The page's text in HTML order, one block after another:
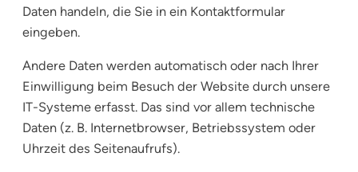
Daten handeln, die Sie in ein Kontaktformular
eingeben.
Andere Daten werden automatisch oder nach Ihrer
Einwilligung beim Besuch der Website durch unsere
IT-Systeme erfasst. Das sind vor allem technische
Daten (z. B. Internetbrowser, Betriebssystem oder
Uhrzeit des Seitenaufrufs).